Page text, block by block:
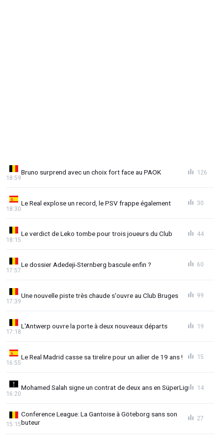
Bruno surprend avec un choix fort face au PAOK
18:59
126
Le Real explose un record, le PSV frappe également
18:30
30
Le verdict de Leko tombe pour trois joueurs du Club
18:15
44
Le dossier Adedeji-Sternberg bascule enfin ?
17:57
60
Une nouvelle piste très chaude s'ouvre au Club Bruges
17:39
99
L'Antwerp ouvre la porte à deux nouveaux départs
17:18
19
Le Real Madrid casse sa tirelire pour un ailier de 19 ans !
16:55
15
Mohamed Salah signe un contrat de deux ans en SüperLig
16:20
14
Conference League: La Gantoise à Göteborg sans son
buteur
15:15
27